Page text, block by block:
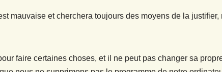
mauvaise et cherchera toujours des moyens de la
faire certaines choses, et il ne peut pas changer sa